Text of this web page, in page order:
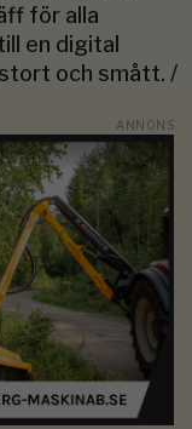
för alla
en digital
och smått. /